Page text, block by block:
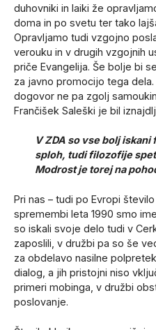
duhovniki in laiki že
doma in po svetu ter tako
Opravljamo tudi vzgojno
verouku in v drugih vzgojnih
priče Evangelija. Še bolje bi
za javno promocijo tega
dogovor ne pa zgolj
Frančišek Saleški je bil
V ZDA so vse bolj
sploh, tudi filozofije
Modrost je torej na
Pri nas – tudi po Evropi
spremembi leta 1990 smo
so iskali svoje delo tudi v
zaposlili, v družbi pa so še
za obdelavo nasilne
dialog, a jih pristojni niso
primeri mobinga, v družbi
poslovanje.